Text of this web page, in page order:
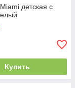
детская с
Купить